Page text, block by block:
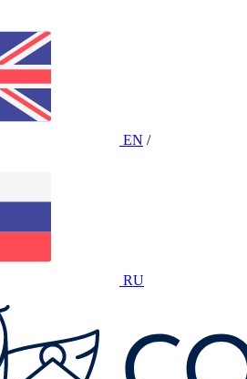
EN /
RU